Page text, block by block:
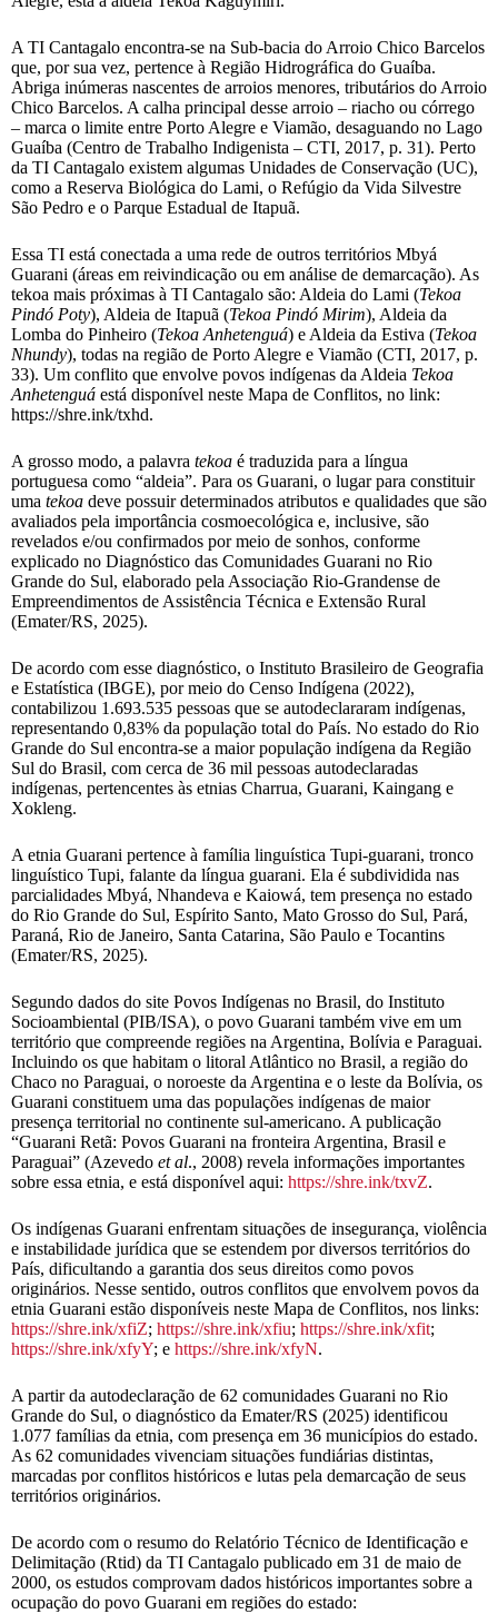
A TI Cantagalo encontra-se na Sub-bacia do Arroio Chico Barcelos
que, por sua vez, pertence à Região Hidrográfica do Guaíba.
Abriga inúmeras nascentes de arroios menores, tributários do Arroio
Chico Barcelos. A calha principal desse arroio – riacho ou córrego
– marca o limite entre Porto Alegre e Viamão, desaguando no Lago
Guaíba (Centro de Trabalho Indigenista – CTI, 2017, p. 31). Perto
da TI Cantagalo existem algumas Unidades de Conservação (UC),
como a Reserva Biológica do Lami, o Refúgio da Vida Silvestre
São Pedro e o Parque Estadual de Itapuã.
Essa TI está conectada a uma rede de outros territórios Mbyá
Guarani (áreas em reivindicação ou em análise de demarcação). As
tekoa mais próximas à TI Cantagalo são: Aldeia do Lami (Tekoa
Pindó Poty), Aldeia de Itapuã (Tekoa Pindó Mirim), Aldeia da
Lomba do Pinheiro (Tekoa Anhetenguá) e Aldeia da Estiva (Tekoa
Nhundy), todas na região de Porto Alegre e Viamão (CTI, 2017, p.
33). Um conflito que envolve povos indígenas da Aldeia Tekoa
Anhetenguá está disponível neste Mapa de Conflitos, no link:
https://shre.ink/txhd.
A grosso modo, a palavra tekoa é traduzida para a língua
portuguesa como “aldeia”. Para os Guarani, o lugar para constituir
uma tekoa deve possuir determinados atributos e qualidades que são
avaliados pela importância cosmoecológica e, inclusive, são
revelados e/ou confirmados por meio de sonhos, conforme
explicado no Diagnóstico das Comunidades Guarani no Rio
Grande do Sul, elaborado pela Associação Rio-Grandense de
Empreendimentos de Assistência Técnica e Extensão Rural
(Emater/RS, 2025).
De acordo com esse diagnóstico, o Instituto Brasileiro de Geografia
e Estatística (IBGE), por meio do Censo Indígena (2022),
contabilizou 1.693.535 pessoas que se autodeclararam indígenas,
representando 0,83% da população total do País. No estado do Rio
Grande do Sul encontra-se a maior população indígena da Região
Sul do Brasil, com cerca de 36 mil pessoas autodeclaradas
indígenas, pertencentes às etnias Charrua, Guarani, Kaingang e
Xokleng.
A etnia Guarani pertence à família linguística Tupi-guarani, tronco
linguístico Tupi, falante da língua guarani. Ela é subdividida nas
parcialidades Mbyá, Nhandeva e Kaiowá, tem presença no estado
do Rio Grande do Sul, Espírito Santo, Mato Grosso do Sul, Pará,
Paraná, Rio de Janeiro, Santa Catarina, São Paulo e Tocantins
(Emater/RS, 2025).
Segundo dados do site Povos Indígenas no Brasil, do Instituto
Socioambiental (PIB/ISA), o povo Guarani também vive em um
território que compreende regiões na Argentina, Bolívia e Paraguai.
Incluindo os que habitam o litoral Atlântico no Brasil, a região do
Chaco no Paraguai, o noroeste da Argentina e o leste da Bolívia, os
Guarani constituem uma das populações indígenas de maior
presença territorial no continente sul-americano. A publicação
“Guarani Retã: Povos Guarani na fronteira Argentina, Brasil e
Paraguai” (Azevedo et al., 2008) revela informações importantes
sobre essa etnia, e está disponível aqui: https://shre.ink/txvZ.
Os indígenas Guarani enfrentam situações de insegurança, violência
e instabilidade jurídica que se estendem por diversos territórios do
País, dificultando a garantia dos seus direitos como povos
originários. Nesse sentido, outros conflitos que envolvem povos da
etnia Guarani estão disponíveis neste Mapa de Conflitos, nos links:
https://shre.ink/xfiZ; https://shre.ink/xfiu; https://shre.ink/xfit;
https://shre.ink/xfyY; e https://shre.ink/xfyN.
A partir da autodeclaração de 62 comunidades Guarani no Rio
Grande do Sul, o diagnóstico da Emater/RS (2025) identificou
1.077 famílias da etnia, com presença em 36 municípios do estado.
As 62 comunidades vivenciam situações fundiárias distintas,
marcadas por conflitos históricos e lutas pela demarcação de seus
territórios originários.
De acordo com o resumo do Relatório Técnico de Identificação e
Delimitação (Rtid) da TI Cantagalo publicado em 31 de maio de
2000, os estudos comprovam dados históricos importantes sobre a
ocupação do povo Guarani em regiões do estado: